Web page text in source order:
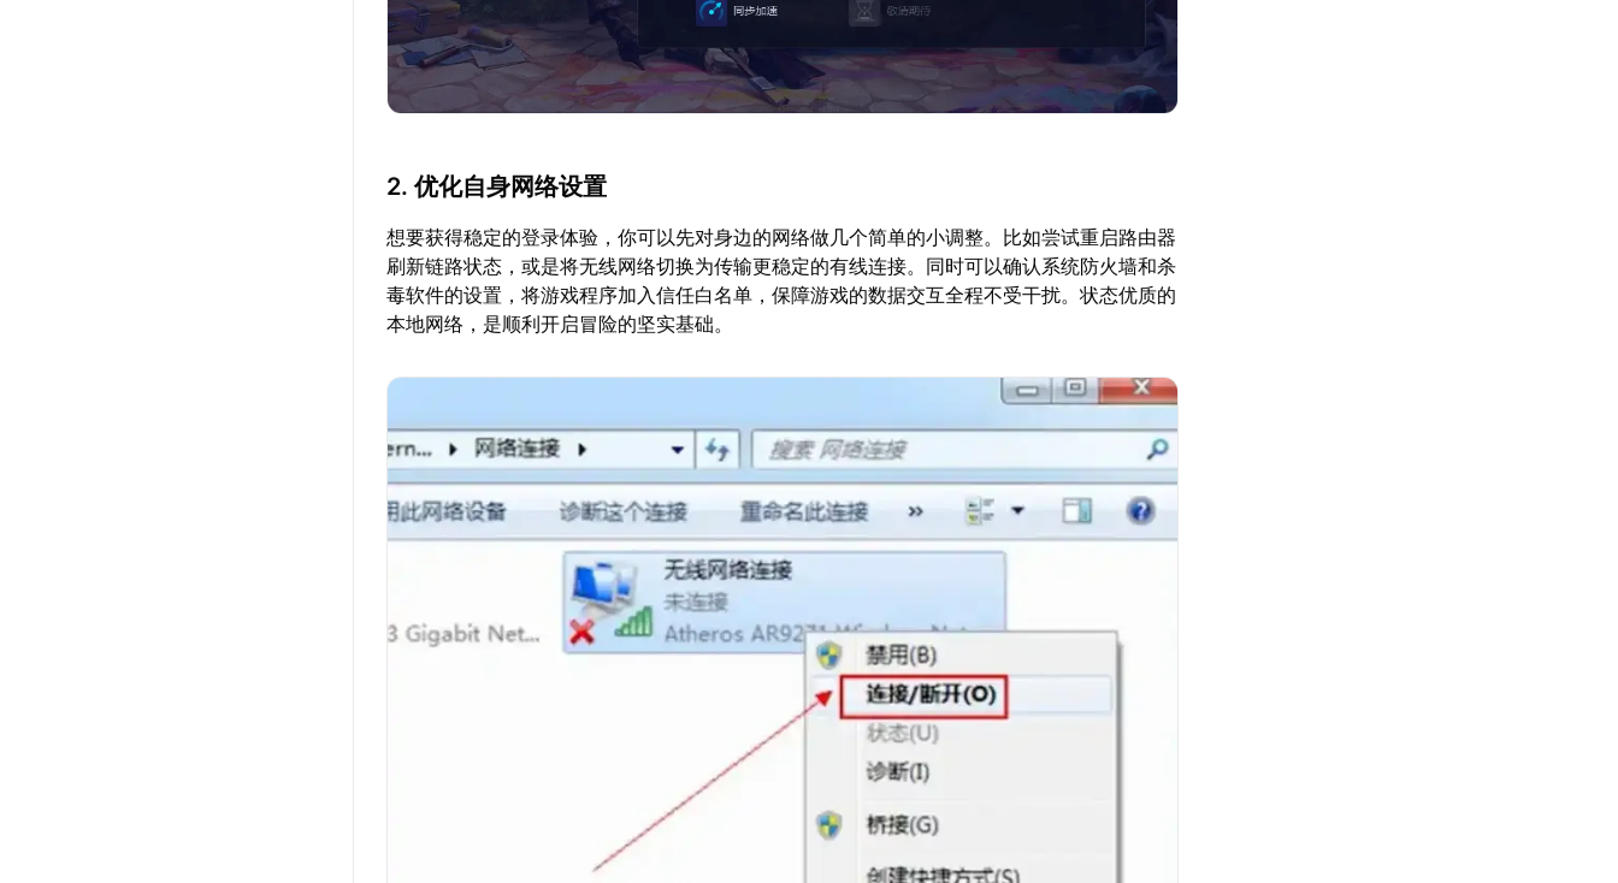
2. 优化自身网络设置
想要获得稳定的登录体验，你可以先对身边的网络做几个简单的小调整。比如尝试重启路由器
刷新链路状态，或是将无线网络切换为传输更稳定的有线连接。同时可以确认系统防火墙和杀
毒软件的设置，将游戏程序加入信任白名单，保障游戏的数据交互全程不受干扰。状态优质的
本地网络，是顺利开启冒险的坚实基础。